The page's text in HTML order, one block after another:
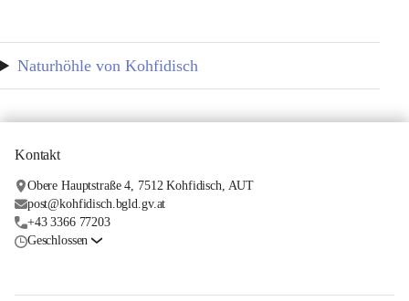
Naturhöhle von Kohfidisch
Kontakt
Obere Hauptstraße 4, 7512 Kohfidisch, AUT
post@kohfidisch.bgld.gv.at
+43 3366 77203
Geschlossen